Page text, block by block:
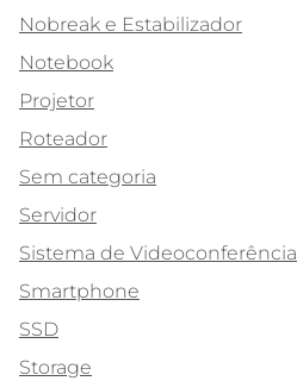
Nobreak e Estabilizador
Notebook
Projetor
Roteador
Sem categoria
Servidor
Sistema de Videoconferência
Smartphone
SSD
Storage